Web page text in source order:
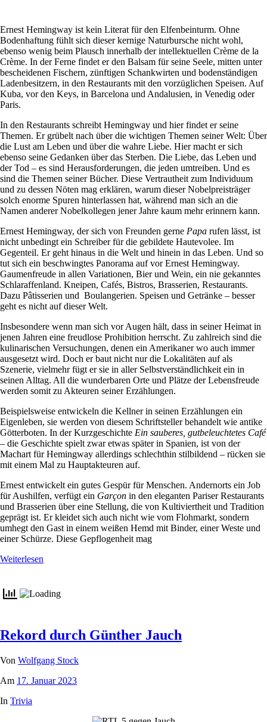
Ernest Hemingway ist kein Literat für den Elfenbeinturm. Ohne
Bodenhaftung fühlt sich dieser kernige Naturbursche nicht wohl,
ebenso wenig beim Plausch innerhalb der intellektuellen Crème de la
Crème. In der Ferne findet er den Balsam für seine Seele, mitten unter
bescheidenen Fischern, zünftigen Schankwirten und bodenständigen
Ladenbesitzern, in den Restaurants mit den vorzüglichen Speisen. Auf
Kuba, vor den Keys, in Barcelona und Andalusien, in Venedig oder
Paris.
In den Restaurants schreibt Hemingway und hier findet er seine
Themen. Er grübelt nach über die wichtigen Themen seiner Welt: Über
die Lust am Leben und über die wahre Liebe. Hier macht er sich
ebenso seine Gedanken über das Sterben. Die Liebe, das Leben und
der Tod – es sind Herausforderungen, die jeden umtreiben. Und es
sind die Themen seiner Bücher. Diese Vertrautheit zum Individuum
und zu dessen Nöten mag erklären, warum dieser Nobelpreisträger
solch enorme Spuren hinterlassen hat, während man sich an die
Namen anderer Nobelkollegen jener Jahre kaum mehr erinnern kann.
Ernest Hemingway, der sich von Freunden gerne Papa rufen lässt, ist
nicht unbedingt ein Schreiber für die gebildete Hautevolee. Im
Gegenteil. Er geht hinaus in die Welt und hinein in das Leben. Und so
tut sich ein beschwingtes Panorama auf vor Ernest Hemingway.
Gaumenfreude in allen Variationen, Bier und Wein, ein nie gekanntes
Schlaraffenland. Kneipen, Cafés, Bistros, Brasserien, Restaurants.
Dazu Pâtisserien und Boulangerien. Speisen und Getränke – besser
geht es nicht auf dieser Welt.
Insbesondere wenn man sich vor Augen hält, dass in seiner Heimat in
jenen Jahren eine freudlose Prohibition herrscht. Zu zahlreich sind die
kulinarischen Versuchungen, denen ein Amerikaner wo auch immer
ausgesetzt wird. Doch er baut nicht nur die Lokalitäten auf als
Szenerie, vielmehr fügt er sie in aller Selbstverständlichkeit ein in
seinen Alltag. All die wunderbaren Orte und Plätze der Lebensfreude
werden somit zu Akteuren seiner Erzählungen.
Beispielsweise entwickeln die Kellner in seinen Erzählungen ein
Eigenleben, sie werden von diesem Schriftsteller behandelt wie antike
Götterboten. In der Kurzgeschichte Ein sauberes, gutbeleuchtetes Café
– die Geschichte spielt zwar etwas später in Spanien, ist von der
Machart für Hemingway allerdings schlechthin stilbildend – rücken sie
mit einem Mal zu Hauptakteuren auf.
Ernest entwickelt ein gutes Gespür für Menschen. Andernorts ein Job
für Aushilfen, verfügt ein Garçon in den eleganten Pariser Restaurants
und Brasserien über eine Stellung, die von Kultiviertheit und Tradition
geprägt ist. Er kleidet sich auch nicht wie vom Flohmarkt, sondern
umhegt den Gast in einem weißen Hemd mit Binder, einer Weste und
einer Schürze. Diese Gepflogenheit mag
Weiterlesen
Rekord durch Günther Jauch
Von Wolfgang Stock
Am 17. Januar 2023
In Trivia